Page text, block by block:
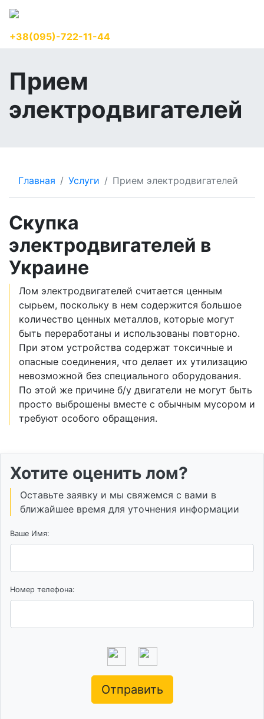
+38(095)-722-11-44
Прием
электродвигателей
Главная Услуги Прием электродвигателей
Скупка
электродвигателей в
Украине
Лом электродвигателей считается ценным
сырьем, поскольку в нем содержится большое
количество ценных металлов, которые могут
быть переработаны и использованы повторно.
При этом устройства содержат токсичные и
опасные соединения, что делает их утилизацию
невозможной без специального оборудования.
По этой же причине б/у двигатели не могут быть
просто выброшены вместе с обычным мусором и
требуют особого обращения.
Хотите оценить лом?
Оставьте заявку и мы свяжемся с вами в
ближайшее время для уточнения информации
Ваше Имя:
Номер телефона:
Отправить